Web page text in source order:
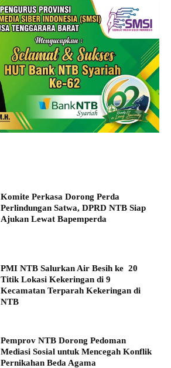
Komite Perkasa Dorong Perda
Perlindungan Satwa, DPRD NTB Siap
Ajukan Lewat Bapemperda
PMI NTB Salurkan Air Besih ke 20
Titik Lokasi Kekeringan di 9
Kecamatan Terparah Kekeringan di
NTB
Pemprov NTB Dorong Pedoman
Mediasi Sosial untuk Mencegah Konflik
Pernikahan Beda Agama